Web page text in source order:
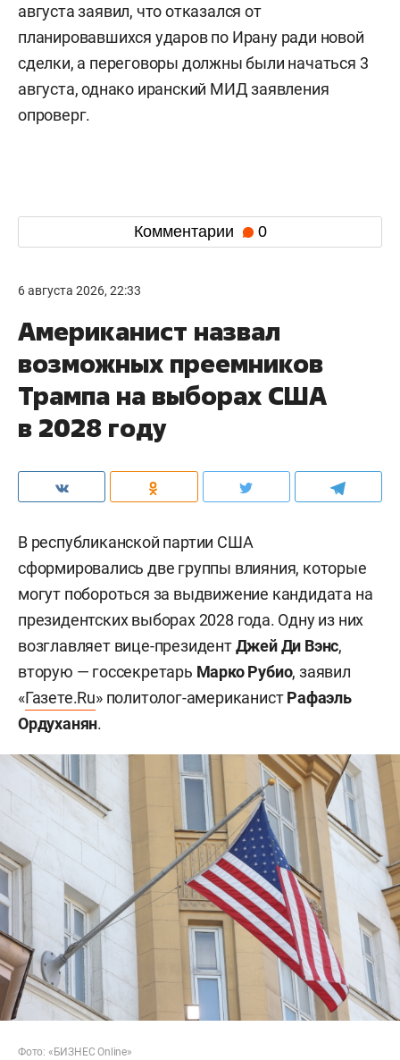
августа заявил, что отказался от
планировавшихся ударов по Ирану ради новой
сделки, а переговоры должны были начаться 3
августа, однако иранский МИД заявления
опроверг.
Комментарии 0
6 августа 2026, 22:33
Американист назвал
возможных преемников
Трампа на выборах США
в 2028 году
В республиканской партии США
сформировались две группы влияния, которые
могут побороться за выдвижение кандидата на
президентских выборах 2028 года. Одну из них
возглавляет вице-президентДжей Ди Вэнс,
вторую — госсекретарь Марко Рубио, заявил
«Газете.Ru» политолог-американистРафаэль
Ордуханян.
Фото: «БИЗНЕС Online»